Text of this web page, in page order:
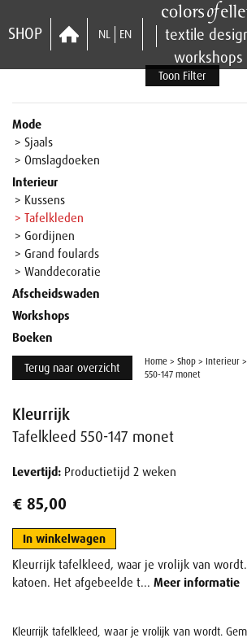
SHOP NL EN
textile
workshops
Toon Filter
Mode
> Sjaals
> Omslagdoeken
Interieur
> Kussens
> Tafelkleden
> Gordijnen
> Grand foulards
> Wanddecoratie
Afscheidswaden
Workshops
Boeken
Terug naar overzicht Home > Shop > Interieur >
550-147 monet
Kleurrijk
Tafelkleed 550-147 monet
Levertijd: Productietijd 2 weken
€ 85,00
In winkelwagen
Kleurrijk tafelkleed, waar je vrolijk van wordt.
katoen. Het afgebeelde t... Meer informatie
Kleurrijk tafelkleed, waar je vrolijk van wordt.